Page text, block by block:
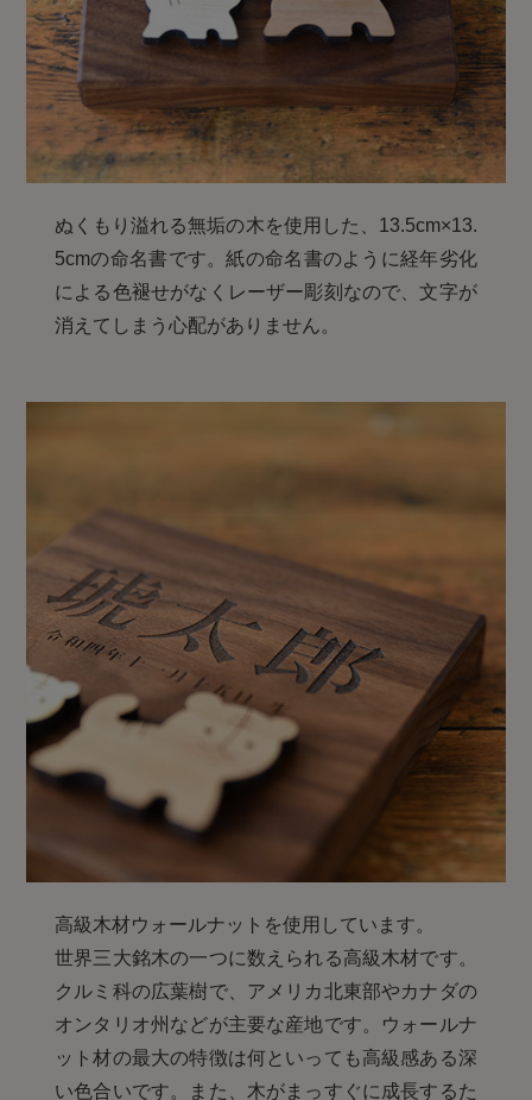
ぬくもり溢れる無垢の木を使用した、13.5cm×13.
5cmの命名書です。紙の命名書のように経年劣化
による色褪せがなくレーザー彫刻なので、文字が
消えてしまう心配がありません。
高級木材ウォールナットを使用しています。
世界三大銘木の一つに数えられる高級木材です。
クルミ科の広葉樹で、アメリカ北東部やカナダの
オンタリオ州などが主要な産地です。ウォールナ
ット材の最大の特徴は何といっても高級感ある深
い色合いです。また、木がまっすぐに成長するた